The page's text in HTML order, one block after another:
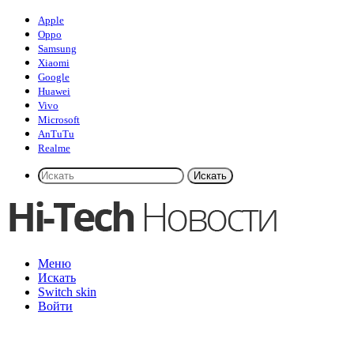
Apple
Oppo
Samsung
Xiaomi
Google
Huawei
Vivo
Microsoft
AnTuTu
Realme
Искать
Меню
Искать
Switch skin
Войти